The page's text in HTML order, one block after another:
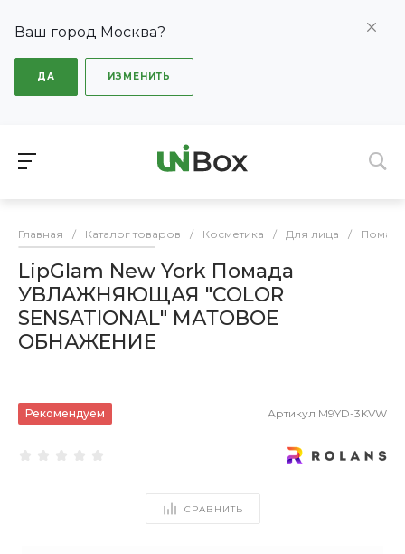
Ваш город Москва?
ДА ИЗМЕНИТЬ
Главная / Каталог товаров / Косметика / Для лица /
LipGlam New York Помада
УВЛАЖНЯЮЩАЯ "COLOR
SENSATIONAL" МАТОВОЕ
ОБНАЖЕНИЕ
Рекомендуем Артикул M9YD-3KVW
СРАВНИТЬ